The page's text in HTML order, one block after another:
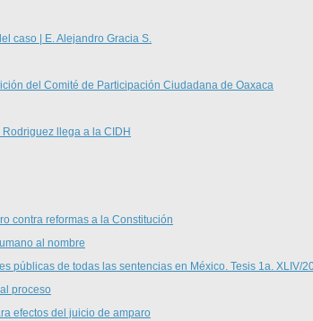
caso | E. Alejandro Gracia S.
del Comité de Participación Ciudadana de Oaxaca
llega a la CIDH
contra reformas a la Constitución
al nombre
públicas de todas las sentencias en México. Tesis 1a. XLIV/
proceso
efectos del juicio de amparo